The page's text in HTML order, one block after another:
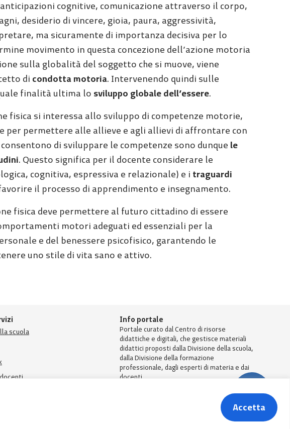
Accetta
cognitive, comunicazione attraverso il corpo,
desiderio di vincere, gioia, paura, aggressività,
ma sicuramente di importanza decisiva per lo
movimento in questa concezione dell’azione motoria
sulla globalità del soggetto che si muove, viene
di condotta motoria. Intervenendo quindi sulle
finalità ultima lo sviluppo globale dell’essere.
fisica si interessa allo sviluppo di competenze motorie,
per permettere alle allieve e agli allievi di affrontare con
di sviluppare le competenze sono dunque le
. Questo significa per il docente considerare le
cognitiva, espressiva e relazionale) e i traguardi
il processo di apprendimento e insegnamento.
fisica deve permettere al futuro cittadino di essere
motori adeguati ed essenziali per la
e del benessere psicofisico, garantendo le
uno stile di vita sano e attivo.
scuola
Info portale
Portale curato dal Centro di risorse
didattiche e digitali, che gestisce materiali
didattici proposti dalla Divisione della scuola,
dalla Divisione della formazione
professionale, dagli esperti di materia e dai
docenti.